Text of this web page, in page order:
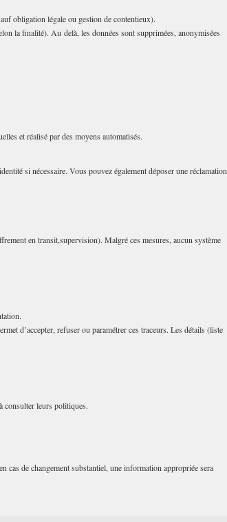
obligation légale ou gestion de contentieux).
la finalité). Au delà, les données sont supprimées, anonymisées
et réalisé par des moyens automatisés.
si nécessaire. Vous pouvez également déposer une réclamation
en transit,supervision). Malgré ces mesures, aucun système
d’accepter, refuser ou paramétrer ces traceurs. Les détails (liste
consulter leurs politiques.
de changement substantiel, une information appropriée sera